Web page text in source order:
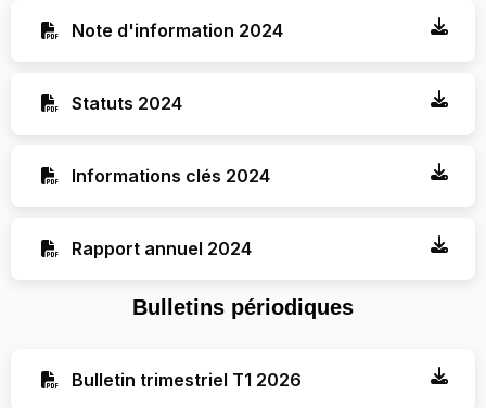
Note d'information 2024
Statuts 2024
Informations clés 2024
Rapport annuel 2024
Bulletins périodiques
Bulletin trimestriel T1 2026